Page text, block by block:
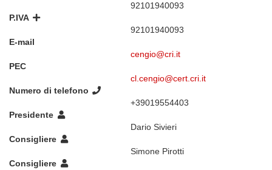
92101940093
P.IVA
92101940093
E-mail
cengio@cri.it
PEC
cl.cengio@cert.cri.it
Numero di telefono
+39019554403
Presidente
Dario Sivieri
Consigliere
Simone Pirotti
Consigliere